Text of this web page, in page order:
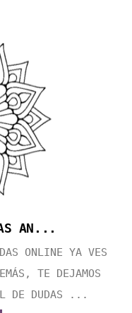
AN...
ONLINE YA VES
TE DEJAMOS
DE DUDAS ...